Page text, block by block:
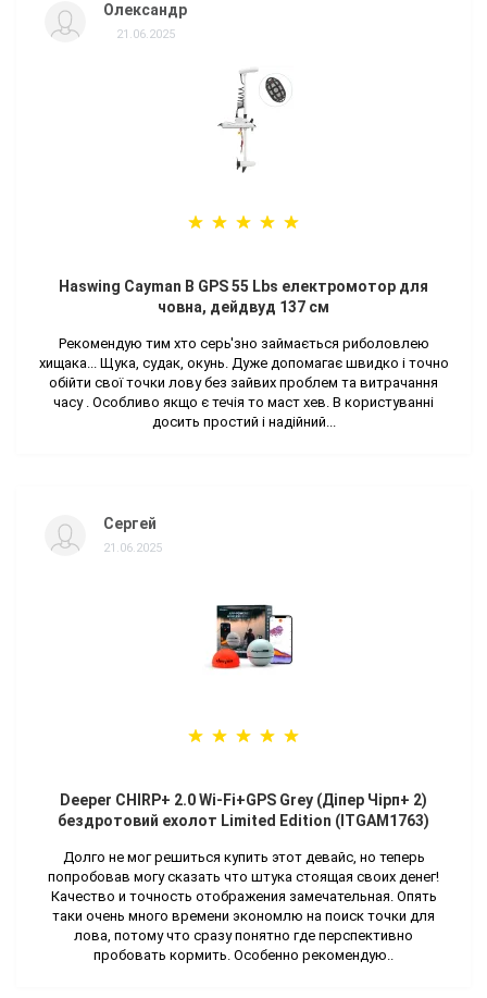
Олександр
21.06.2025
Haswing Cayman B GPS 55 Lbs електромотор для
човна, дейдвуд 137 см
Рекомендую тим хто серь'зно займається риболовлею
хищака... Щука, судак, окунь. Дуже допомагає швидко і точно
обійти свої точки лову без зайвих проблем та витрачання
часу . Особливо якщо є течія то маст хев. В користуванні
досить простий і надійний...
Сергей
21.06.2025
Deeper CHIRP+ 2.0 Wi-Fi+GPS Grey (Діпер Чірп+ 2)
бездротовий ехолот Limited Edition (ITGAM1763)
Долго не мог решиться купить этот девайс, но теперь
попробовав могу сказать что штука стоящая своих денег!
Качество и точность отображения замечательная. Опять
таки очень много времени экономлю на поиск точки для
лова, потому что сразу понятно где перспективно
пробовать кормить. Особенно рекомендую..